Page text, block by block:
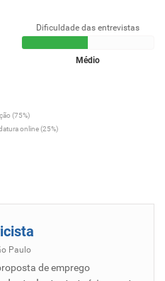
Dificuldade das entrevistas
Médio
(75%)
online (25%)
Paulo
de emprego